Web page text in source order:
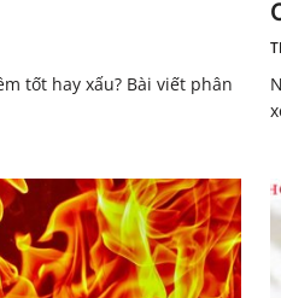
tốt hay xấu? Bài viết phân